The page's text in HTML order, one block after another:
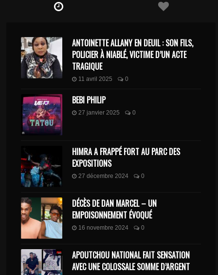
ANTOINETTE ALLANY EN DEUIL : SON FILS,
POLICIER À NIABLÉ, VICTIME D’UN ACTE
TRAGIQUE
11 avril 2025 0
BEBI PHILIP
27 janvier 2025 0
HIMRA A FRAPPÉ FORT AU PARC DES
EXPOSITIONS
27 décembre 2024 0
DÉCÈS DE DAN MARCEL – UN
EMPOISONNEMENT ÉVOQUÉ
16 novembre 2024 0
APOUTCHOU NATIONAL FAIT SENSATION
AVEC UNE COLOSSALE SOMME D’ARGENT